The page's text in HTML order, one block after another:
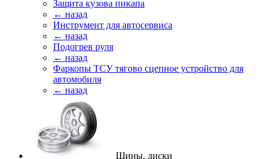
Защита кузова пикапа
← назад
Инструмент для автосервиса
← назад
Подогрев руля
← назад
Фаркопы ТСУ тягово сцепное устройство для
автомобиля
← назад
Шины, диски